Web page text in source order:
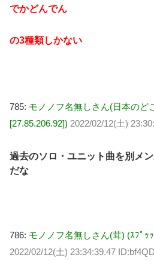
でかどんでん
の3種類しかない
785: モノノフ名無しさん(日本のど
[27.85.206.92]) 2022/02/12(土)
過去のソロ・ユニット曲を別メ
だな
786: モノノフ名無しさん(茸) (ｽﾌﾟｯ
2022/02/12(土) 23:34:39.47